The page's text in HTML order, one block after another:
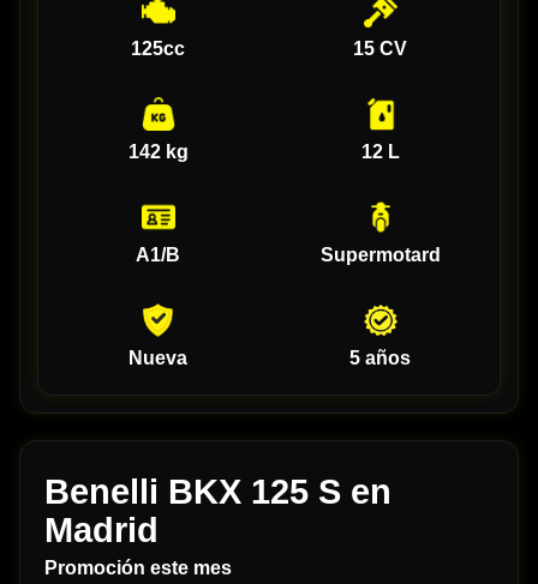
125cc 15 CV
142 kg 12 L
A1/B Supermotard
Nueva 5 años
Benelli BKX 125 S en
Madrid
Promoción este mes